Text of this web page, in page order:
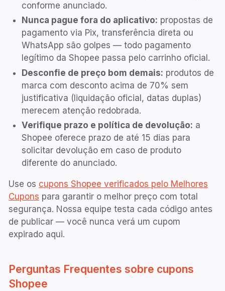
conforme anunciado.
Nunca pague fora do aplicativo: propostas de
pagamento via Pix, transferência direta ou
WhatsApp são golpes — todo pagamento
legítimo da Shopee passa pelo carrinho oficial.
Desconfie de preço bom demais: produtos de
marca com desconto acima de 70% sem
justificativa (liquidação oficial, datas duplas)
merecem atenção redobrada.
Verifique prazo e política de devolução: a
Shopee oferece prazo de até 15 dias para
solicitar devolução em caso de produto
diferente do anunciado.
Use os cupons Shopee verificados pelo Melhores
Cupons para garantir o melhor preço com total
segurança. Nossa equipe testa cada código antes
de publicar — você nunca verá um cupom
expirado aqui.
Perguntas Frequentes sobre cupons
Shopee